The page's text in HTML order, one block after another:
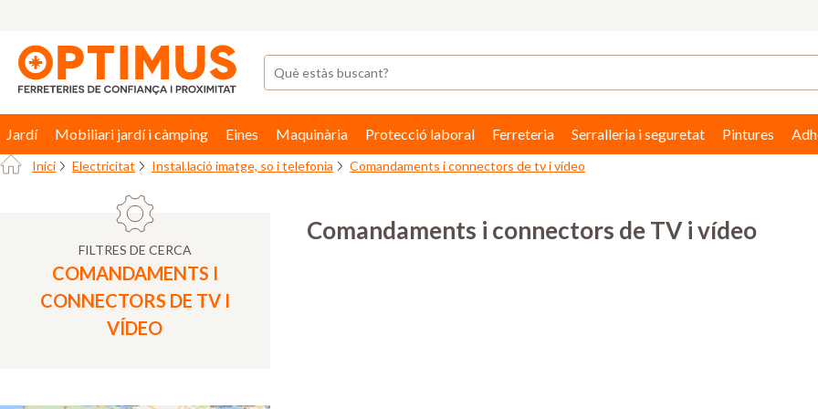
Jardí Mobiliari jardí i càmping Eines Maquinària Protecció laboral Ferreteria Serralleria i seguretat Pintures
Inici Electricitat Instal.lació imatge, so i telefonia Comandaments i connectors de tv i vídeo
FILTRES DE CERCA
COMANDAMENTS I
CONNECTORS DE TV I
VÍDEO
Comandaments i connectors de TV i vídeo